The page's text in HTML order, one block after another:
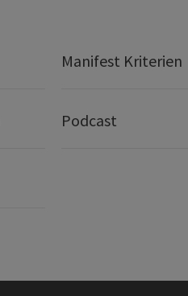
Manifest Kriterien
Podcast